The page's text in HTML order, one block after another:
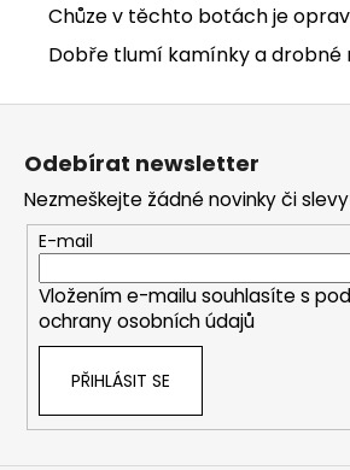
Chůze v těchto botách je
Dobře tlumí kamínky a drobné
Z
Odebírat newsletter
Nezmeškejte žádné novinky či
E-mail
Vložením e-mailu souhlasíte s
ochrany osobních údajů
PŘIHLÁSIT SE